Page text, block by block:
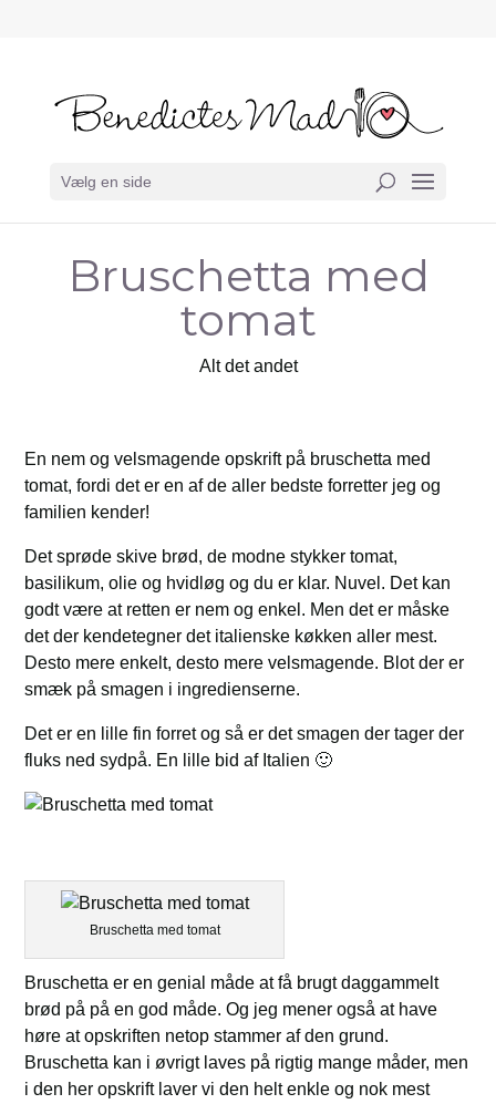
Vælg en side
Bruschetta med
tomat
Alt det andet
En nem og velsmagende opskrift på bruschetta med
tomat, fordi det er en af de aller bedste forretter jeg og
familien kender!
Det sprøde skive brød, de modne stykker tomat,
basilikum, olie og hvidløg og du er klar. Nuvel. Det kan
godt være at retten er nem og enkel. Men det er måske
det der kendetegner det italienske køkken aller mest.
Desto mere enkelt, desto mere velsmagende. Blot der er
smæk på smagen i ingredienserne.
Det er en lille fin forret og så er det smagen der tager der
fluks ned sydpå. En lille bid af Italien 🙂
Bruschetta med tomat
Bruschetta er en genial måde at få brugt daggammelt
brød på på en god måde. Og jeg mener også at have
høre at opskriften netop stammer af den grund.
Bruschetta kan i øvrigt laves på rigtig mange måder, men
i den her opskrift laver vi den helt enkle og nok mest